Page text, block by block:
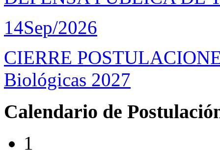
14Sep/2026
CIERRE
Biológicas 2027
Calendario de
1